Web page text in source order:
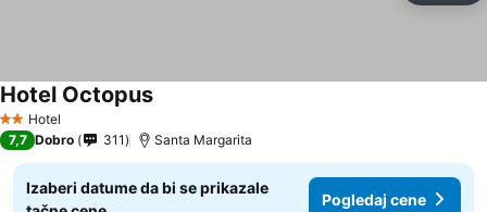
2 Zvezdice
Hotel
Hotel Octopus
7,7 Dobro 311 Santa Margarita
Izaberi datume da bi se prikazale
Pogledaj cene